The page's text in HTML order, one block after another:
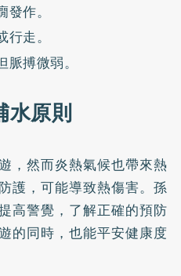
作。
走。
搏微弱。
水原則
，然而炎熱氣候也帶來熱
護，可能導致熱傷害。孫
高警覺，了解正確的預防
的同時，也能平安健康度